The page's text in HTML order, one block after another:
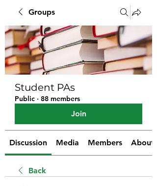
Groups
Student PAs
Public · 88 members
Join
Discussion Media Members About
Back